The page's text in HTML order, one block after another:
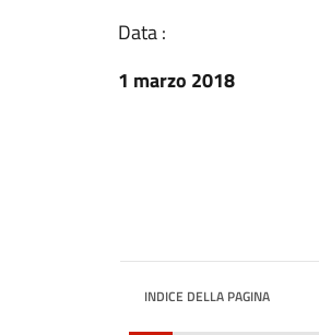
Data :
1 marzo 2018
INDICE DELLA PAGINA